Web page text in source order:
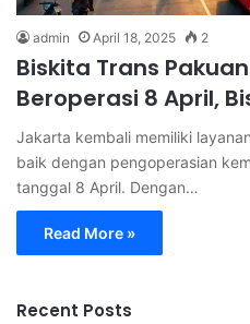
admin April 18, 2025 2
Biskita Trans
Beroperasi 8 April,
Jakarta kembali memiliki
baik dengan pengoperasian
tanggal 8 April. Dengan…
Read More »
Recent Posts